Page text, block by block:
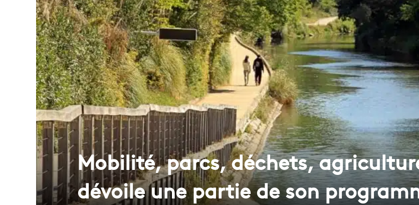
Mobilité, parcs, déchets,
dévoile une partie de son